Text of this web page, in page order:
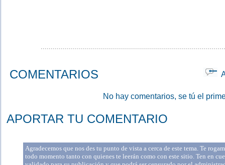
COMENTARIOS
No hay comentarios, se tú el
APORTAR TU COMENTARIO
Agradecemos que nos des tu punto de vista a cerca de este tema. Te
todo momento tanto con quienes te leerán como con este sitio. Ten en